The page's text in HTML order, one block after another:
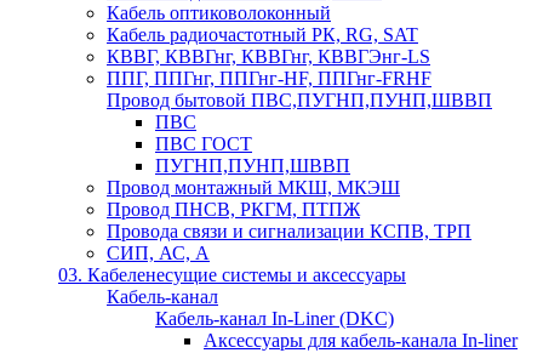
Кабель оптиковолоконный
Кабель радиочастотный РК, RG, SAT
КВВГ, КВВГнг, КВВГнг, КВВГЭнг-LS
ППГ, ППГнг, ППГнг-HF, ППГнг-FRHF
Провод бытовой ПВС,ПУГНП,ПУНП,ШВВП
ПВС
ПВС ГОСТ
ПУГНП,ПУНП,ШВВП
Провод монтажный МКШ, МКЭШ
Провод ПНСВ, РКГМ, ПТПЖ
Провода связи и сигнализации КСПВ, ТРП
СИП, АС, А
03. Кабеленесущие системы и аксессуары
Кабель-канал
Кабель-канал In-Liner (DKC)
Аксессуары для кабель-канала In-liner